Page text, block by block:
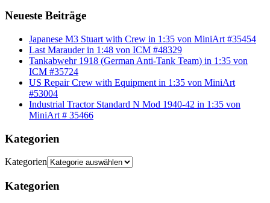
Neueste Beiträge
Japanese M3 Stuart with Crew in 1:35 von MiniArt #35454
Last Marauder in 1:48 von ICM #48329
Tankabwehr 1918 (German Anti-Tank Team) in 1:35 von
ICM #35724
US Repair Crew with Equipment in 1:35 von MiniArt
#53004
Industrial Tractor Standard N Mod 1940-42 in 1:35 von
MiniArt # 35466
Kategorien
Kategorien
Kategorien